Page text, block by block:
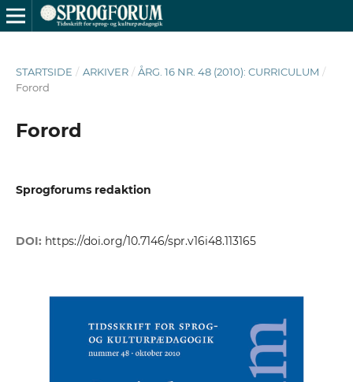
STARTSIDE / ARKIVER / ÅRG. 16 NR. 48 (2010): CURRICULUM /
Forord
Forord
Sprogforums redaktion
DOI: https://doi.org/10.7146/spr.v16i48.113165